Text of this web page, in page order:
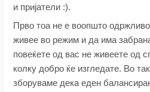
и пријатели :).
Прво тоа не е воопшто
живее во режим и да има
повеќете од вас не живеете од
колку добро ќе изгледате. Во
зборуваме дека еден